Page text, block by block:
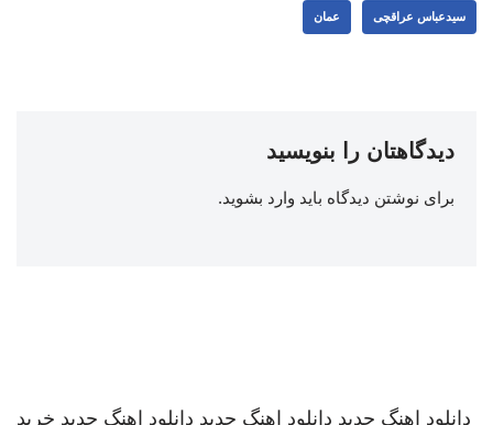
سیدعباس عراقچی عمان
دیدگاهتان را بنویسید
برای نوشتن دیدگاه باید وارد بشوید.
دانلود اهنگ جدید دانلود اهنگ جدید دانلود اهنگ جدید خرید